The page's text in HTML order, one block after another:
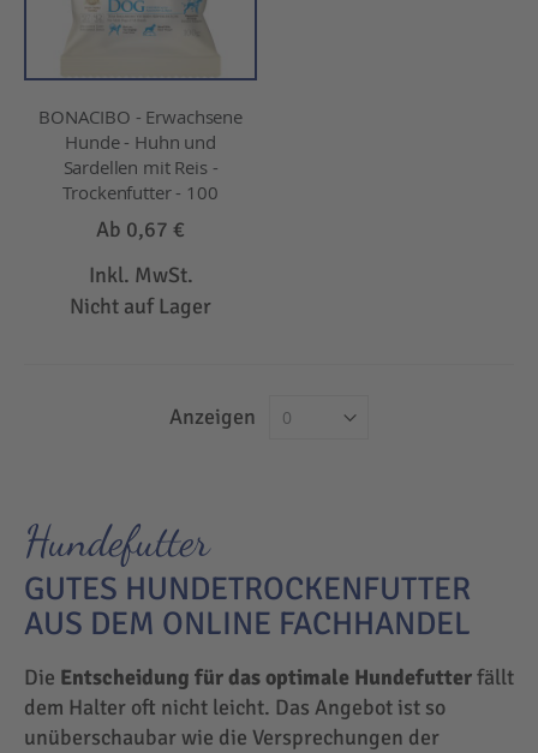
BONACIBO - Erwachsene
Hunde - Huhn und
Sardellen mit Reis -
Trockenfutter - 100
Ab 0,67 €
Inkl. MwSt.
Nicht auf Lager
Anzeigen
Hundefutter
GUTES HUNDETROCKENFUTTER
AUS DEM ONLINE FACHHANDEL
Die Entscheidung für das optimale Hundefutterfällt
dem Halter oft nicht leicht. Das Angebot ist so
unüberschaubar wie die Versprechungen der